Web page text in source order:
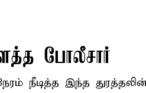
போலீசார்
நீடித்த இந்த